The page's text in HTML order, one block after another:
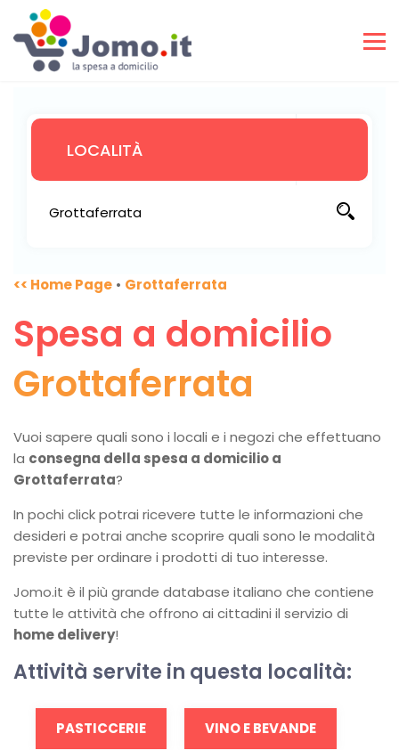
<< Home Page • Grottaferrata
Spesa a domicilio
Grottaferrata
Vuoi sapere quali sono i locali e i negozi che effettuano
la consegna della spesa a domicilio a
Grottaferrata?
In pochi click potrai ricevere tutte le informazioni che
desideri e potrai anche scoprire quali sono le modalità
previste per ordinare i prodotti di tuo interesse.
Jomo.it è il più grande database italiano che contiene
tutte le attività che offrono ai cittadini il servizio di
home delivery!
Attività servite in questa località:
PASTICCERIE VINO E BEVANDE